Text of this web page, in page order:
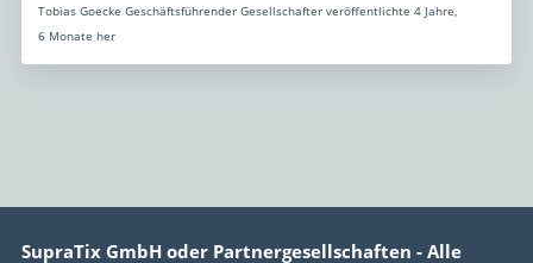
Tobias Goecke Geschäftsführender Gesellschafter veröffentlichte 4 Jahre,
6 Monate her
SupraTix GmbH oder Partnergesellschaften - Alle